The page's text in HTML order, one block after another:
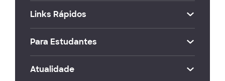
Links Rápidos
Para Estudantes
Atualidade